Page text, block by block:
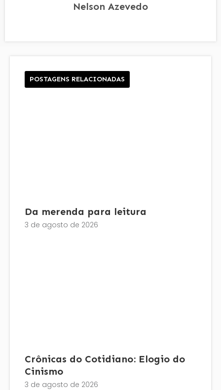
Nelson Azevedo
POSTAGENS RELACIONADAS
Da merenda para leitura
3 de agosto de 2026
Crônicas do Cotidiano: Elogio do
Cinismo
3 de agosto de 2026